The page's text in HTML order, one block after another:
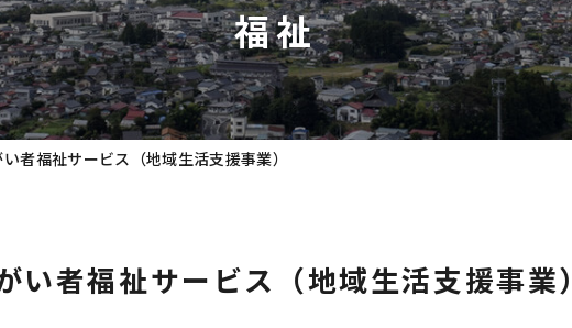
公共機関へのお問い合わせ
例規集
環境・衛生
農業関連
福祉
い者福祉サービス（地域生活支援事業）
い者福祉サービス（地域生活支援事業）